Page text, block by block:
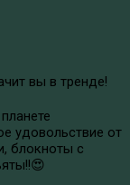
вы в тренде!
удовольствие от
блокноты с